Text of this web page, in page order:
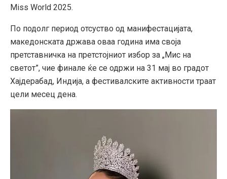
Miss World 2025.
По подолг период отсуство од манифестацијата,
македонската држава оваа година има своја
претставничка на претстојниот избор за „Мис на
светот”, чие финале ќе се одржи на 31 мај во градот
Хајдерабад, Индија, а фестивалските активности траат
цели месец дена.